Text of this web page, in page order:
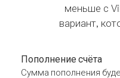
меньше с
вариант,
Пополнение счёта
Сумма пополнения